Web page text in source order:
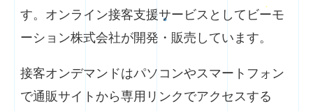
す。オンライン接客支援サービスとしてビーモ
ーション株式会社が開発・販売しています。
接客オンデマンドはパソコンやスマートフォン
で通販サイトから専用リンクでアクセスする